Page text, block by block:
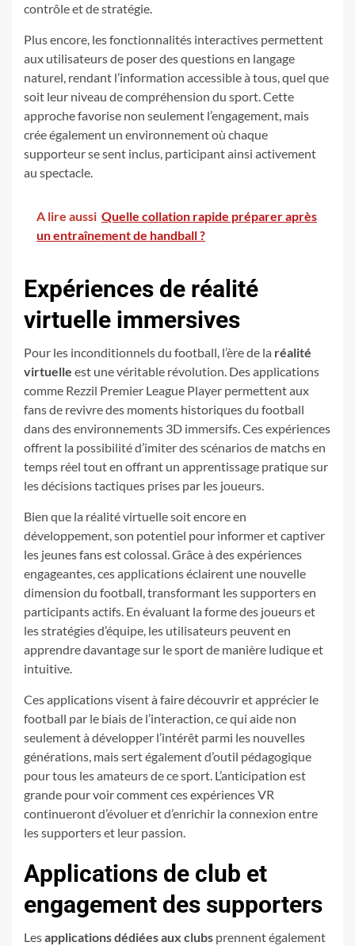
contrôle et de stratégie.
Plus encore, les fonctionnalités interactives permettent
aux utilisateurs de poser des questions en langage
naturel, rendant l’information accessible à tous, quel que
soit leur niveau de compréhension du sport. Cette
approche favorise non seulement l’engagement, mais
crée également un environnement où chaque
supporteur se sent inclus, participant ainsi activement
au spectacle.
A lire aussi Quelle collation rapide préparer après
un entraînement de handball ?
Expériences de réalité
virtuelle immersives
Pour les inconditionnels du football, l’ère de la réalité
virtuelle est une véritable révolution. Des applications
comme Rezzil Premier League Player permettent aux
fans de revivre des moments historiques du football
dans des environnements 3D immersifs. Ces expériences
offrent la possibilité d’imiter des scénarios de matchs en
temps réel tout en offrant un apprentissage pratique sur
les décisions tactiques prises par les joueurs.
Bien que la réalité virtuelle soit encore en
développement, son potentiel pour informer et captiver
les jeunes fans est colossal. Grâce à des expériences
engageantes, ces applications éclairent une nouvelle
dimension du football, transformant les supporters en
participants actifs. En évaluant la forme des joueurs et
les stratégies d’équipe, les utilisateurs peuvent en
apprendre davantage sur le sport de manière ludique et
intuitive.
Ces applications visent à faire découvrir et apprécier le
football par le biais de l’interaction, ce qui aide non
seulement à développer l’intérêt parmi les nouvelles
générations, mais sert également d’outil pédagogique
pour tous les amateurs de ce sport. L’anticipation est
grande pour voir comment ces expériences VR
continueront d’évoluer et d’enrichir la connexion entre
les supporters et leur passion.
Applications de club et
engagement des supporters
Lesapplications dédiées aux clubs prennent également